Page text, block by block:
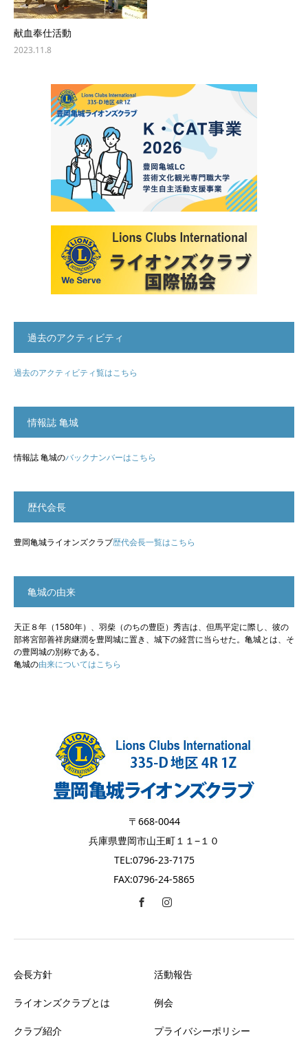
献血奉仕活動
2023.11.8
過去のアクティビティ
過去のアクティビティ覧はこちら
情報誌 亀城
情報誌 亀城のバックナンバーはこちら
歴代会長
豊岡亀城ライオンズクラブ歴代会長一覧はこちら
亀城の由来
天正８年（1580年）、羽柴（のちの豊臣）秀吉は、但馬平定に際し、彼の
部将宮部善祥房継潤を豊岡城に置き、城下の経営に当らせた。亀城とは、そ
の豊岡城の別称である。
亀城の由来についてはこちら
〒668-0044
兵庫県豊岡市山王町１１−１０
TEL:0796-23-7175
FAX:0796-24-5865
会長方針
ライオンズクラブとは
クラブ紹介
活動報告
例会
プライバシーポリシー